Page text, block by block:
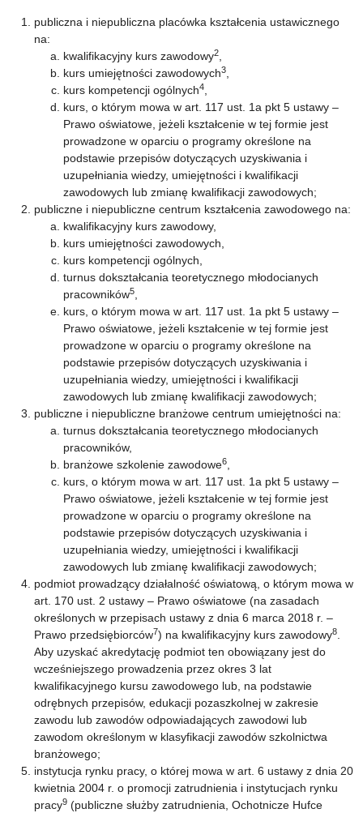
publiczna i niepubliczna placówka kształcenia ustawicznego
na:
kwalifikacyjny kurs zawodowy2,
kurs umiejętności zawodowych3,
kurs kompetencji ogólnych4,
kurs, o którym mowa w art. 117 ust. 1a pkt 5 ustawy –
Prawo oświatowe, jeżeli kształcenie w tej formie jest
prowadzone w oparciu o programy określone na
podstawie przepisów dotyczących uzyskiwania i
uzupełniania wiedzy, umiejętności i kwalifikacji
zawodowych lub zmianę kwalifikacji zawodowych;
publiczne i niepubliczne centrum kształcenia zawodowego na:
kwalifikacyjny kurs zawodowy,
kurs umiejętności zawodowych,
kurs kompetencji ogólnych,
turnus dokształcania teoretycznego młodocianych
pracowników5,
kurs, o którym mowa w art. 117 ust. 1a pkt 5 ustawy –
Prawo oświatowe, jeżeli kształcenie w tej formie jest
prowadzone w oparciu o programy określone na
podstawie przepisów dotyczących uzyskiwania i
uzupełniania wiedzy, umiejętności i kwalifikacji
zawodowych lub zmianę kwalifikacji zawodowych;
publiczne i niepubliczne branżowe centrum umiejętności na:
turnus dokształcania teoretycznego młodocianych
pracowników,
branżowe szkolenie zawodowe6,
kurs, o którym mowa w art. 117 ust. 1a pkt 5 ustawy –
Prawo oświatowe, jeżeli kształcenie w tej formie jest
prowadzone w oparciu o programy określone na
podstawie przepisów dotyczących uzyskiwania i
uzupełniania wiedzy, umiejętności i kwalifikacji
zawodowych lub zmianę kwalifikacji zawodowych;
podmiot prowadzący działalność oświatową, o którym mowa w
art. 170 ust. 2 ustawy – Prawo oświatowe (na zasadach
określonych w przepisach ustawy z dnia 6 marca 2018 r. –
Prawo przedsiębiorców7) na kwalifikacyjny kurs zawodowy8.
Aby uzyskać akredytację podmiot ten obowiązany jest do
wcześniejszego prowadzenia przez okres 3 lat
kwalifikacyjnego kursu zawodowego lub, na podstawie
odrębnych przepisów, edukacji pozaszkolnej w zakresie
zawodu lub zawodów odpowiadających zawodowi lub
zawodom określonym w klasyfikacji zawodów szkolnictwa
branżowego;
instytucja rynku pracy, o której mowa w art. 6 ustawy z dnia 20
kwietnia 2004 r. o promocji zatrudnienia i instytucjach rynku
pracy9 (publiczne służby zatrudnienia, Ochotnicze Hufce